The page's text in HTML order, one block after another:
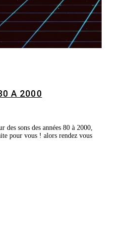
A 2000
des sons des années 80 à 2000,
pour vous ! alors rendez vous